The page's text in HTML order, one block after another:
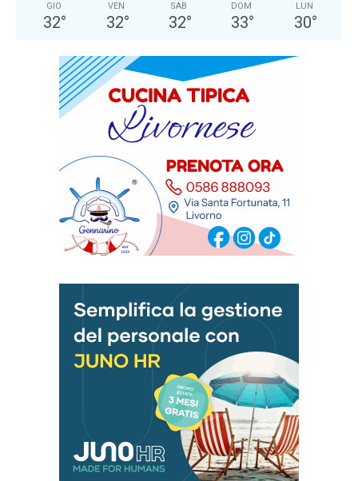
GIO
32°
VEN
32°
SAB
32°
DOM
33°
LUN
30°